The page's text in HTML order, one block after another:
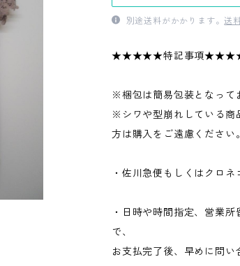
別途送料がかかります。送
★★★★★特記事項
※梱包は簡易包装となって
※シワや型崩れしている商
方は購入をご遠慮ください。
・佐川急便もしくはクロネ
・日時や時間指定、営業
で、
お支払完了後、早めに問い